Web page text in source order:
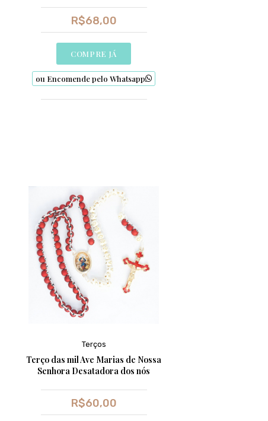
R$68,00
COMPRE JÁ
ou Encomende pelo Whatsapp
Terços
Terço das mil Ave Marias de Nossa
Senhora Desatadora dos nós
R$60,00